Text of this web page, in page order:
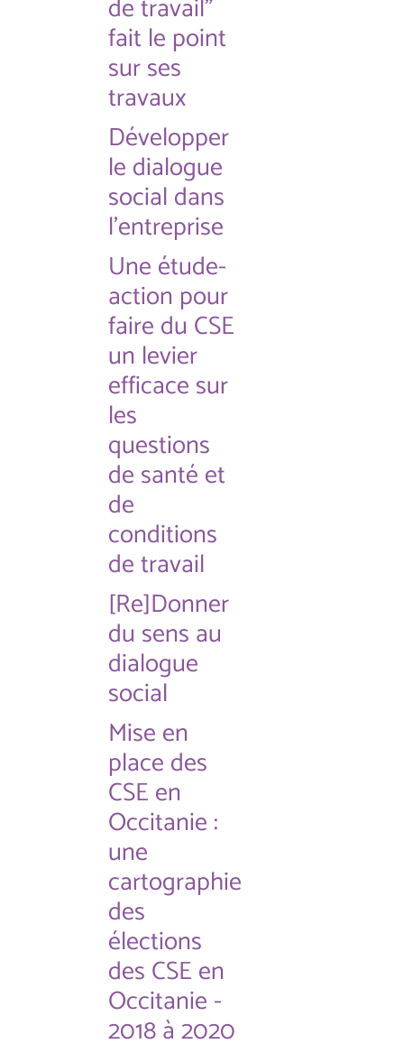
de travail"
fait le point
sur ses
travaux
Développer
le dialogue
social dans
l'entreprise
Une étude-
action pour
faire du CSE
un levier
efficace sur
les
questions
de santé et
de
conditions
de travail
[Re]Donner
du sens au
dialogue
social
Mise en
place des
CSE en
Occitanie :
une
cartographie
des
élections
des CSE en
Occitanie -
2018 à 2020